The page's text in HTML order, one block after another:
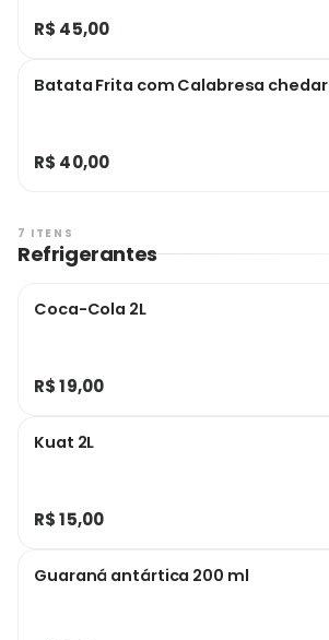
R$ 45,00
Batata Frita com Calabresa chedar
R$ 40,00
7 ITENS
Refrigerantes
Coca-Cola 2L
R$ 19,00
Kuat 2L
R$ 15,00
Guaraná antártica 200 ml